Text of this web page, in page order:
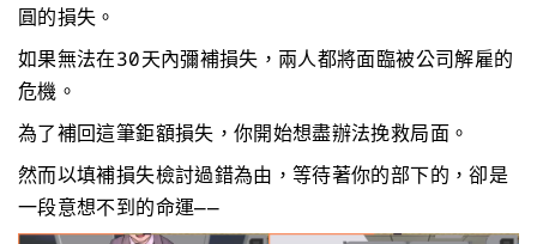
圓的損失。
如果無法在30天內彌補損失，兩人都將面臨被公司解雇的
危機。
為了補回這筆鉅額損失，你開始想盡辦法挽救局面。
然而以填補損失檢討過錯為由，等待著你的部下的，卻是
一段意想不到的命運——